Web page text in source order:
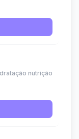
nutrição